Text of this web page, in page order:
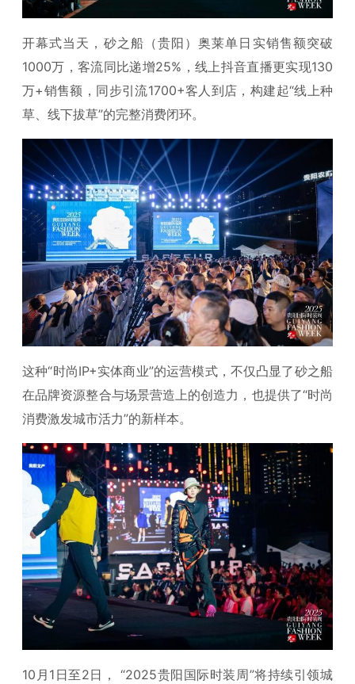
开幕式当天，砂之船（贵阳）奥莱单日实销售额突破
1000万，客流同比递增25%，线上抖音直播更实现130
万+销售额，同步引流1700+客人到店，构建起“线上种
草、线下拔草”的完整消费闭环。
这种“时尚IP+实体商业”的运营模式，不仅凸显了砂之船
在品牌资源整合与场景营造上的创造力，也提供了“时尚
消费激发城市活力”的新样本。
10月1日至2日， “2025贵阳国际时装周”将持续引领城